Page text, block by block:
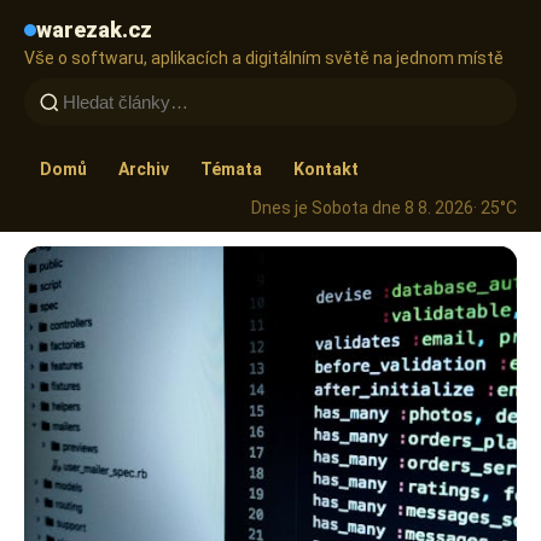
warezak.cz
Vše o softwaru, aplikacích a digitálním světě na jednom místě
Domů Archiv Témata
Kontakt
Dnes je Sobota dne 8 8. 2026· 25°C